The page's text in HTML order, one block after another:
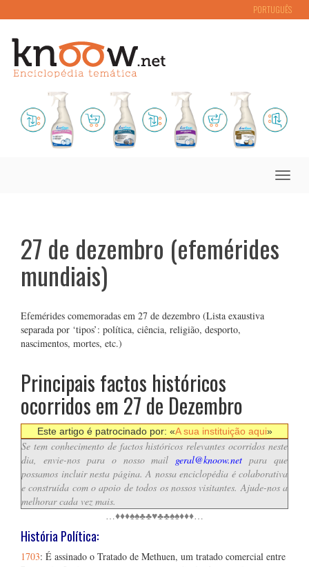
PORTUGUÊS
Toggle
27 de dezembro (efemérides
mundiais)
Efemérides comemoradas em 27 de dezembro (Lista exaustiva
separada por ‘tipos’: política, ciência, religião, desporto,
nascimentos, mortes, etc.)
Principais factos históricos
ocorridos em 27 de Dezembro
Este artigo é patrocinado por: «A sua instituição aqui»
Se tem conhecimento de factos históricos relevantes ocorridos neste
dia, envie-nos para o nosso mail geral@knoow.net para que
possamos incluir nesta página. A nossa enciclopédia é colaborativa
e construída com o apoio de todos os nossos visitantes. Ajude-nos a
melhorar cada vez mais.
…♦♦♦♠♠♣♣♥♣♣♠♠♦♦♦…
História Política:
1703: É assinado o Tratado de Methuen, um tratado comercial entre